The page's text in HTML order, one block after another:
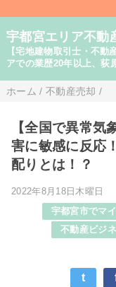
宇都宮エリア不動
【宅地建物取引士・不
アでの業歴20年以上、荻
ホーム / 不動産売却 /
【全国で異常気
害に敏感に反応
配りとは！？
2022年8月18日木曜日
宇都宮市でマ
不動産ビジ
t